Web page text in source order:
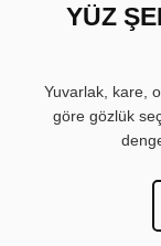
YÜZ
Yuvarlak, kare,
göre gözlük